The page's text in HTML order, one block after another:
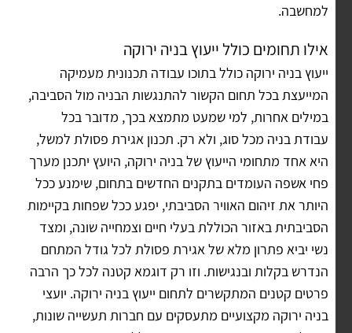
למחשבה.
אילו תחומים כולל ייעוץ בניה ירוקה
ייעוץ בניה ירוקה כולל בתוכו עבודה תכנונית מעמיקה
המייעצת בכל תחום הקשור להתנגשות הבניה מול הסביבה,
במילים אחרות, למי שמעט מתמצא בכך, מדובר בכל
עבודת בניה מכל סוג, ולא רק. תכנון אגירת פסולת למשל,
היא אחד מתחומי הייעוץ של בניה ירוקה, היועץ יתכנן מערך
פחי אשפה העומדים בתקנים החדשים בתחום, שימנע ככל
היותר את זיהום האוויר הסביבתי, יפגע ככל שפחות בקיימות
הסביבתית באזור הכוללת בעלי חיים וצמחייה שונה, ומצד
נשי יביא פתרון מלא של אגירת פסולת לכל גודל המתחם
הנדרש בקלות ובנגישות. וזו רק דוגמא קטנה לכל כך הרבה
פרטים קטנים המתקשרים לתחום ייעוץ בניה ירוקה. יועצי
בניה ירוקה מקצועיים מתעסקים עם חברות תעשייה שונות,